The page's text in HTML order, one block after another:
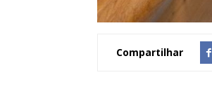
Compartilhar